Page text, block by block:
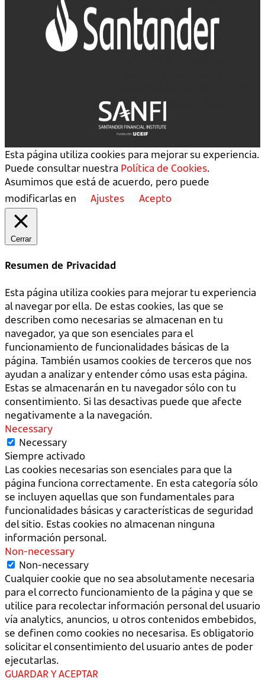
Esta página utiliza cookies para mejorar su experiencia.
Puede consultar nuestra Política de Cookies.
Asumimos que está de acuerdo, pero puede
modificarlas en
Ajustes Acepto
Cerrar
Resumen de Privacidad
Esta página utiliza cookies para mejorar tu experiencia
al navegar por ella. De estas cookies, las que se
describen como necesarias se almacenan en tu
navegador, ya que son esenciales para el
funcionamiento de funcionalidades básicas de la
página. También usamos cookies de terceros que nos
ayudan a analizar y entender cómo usas esta página.
Estas se almacenarán en tu navegador sólo con tu
consentimiento. Si las desactivas puede que afecte
negativamente a la navegación.
Necessary
Necessary
Siempre activado
Las cookies necesarias son esenciales para que la
página funciona correctamente. En esta categoría sólo
se incluyen aquellas que son fundamentales para
funcionalidades básicas y características de seguridad
del sitio. Estas cookies no almacenan ninguna
información personal.
Non-necessary
Non-necessary
Cualquier cookie que no sea absolutamente necesaria
para el correcto funcionamiento de la página y que se
utilice para recolectar información personal del usuario
vía analytics, anuncios, u otros contenidos embebidos,
se definen como cookies no necesarisa. Es obligatorio
solicitar el consentimiento del usuario antes de poder
ejecutarlas.
GUARDAR Y ACEPTAR